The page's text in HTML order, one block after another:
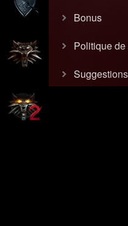
Bonus
Politique de
Suggestions